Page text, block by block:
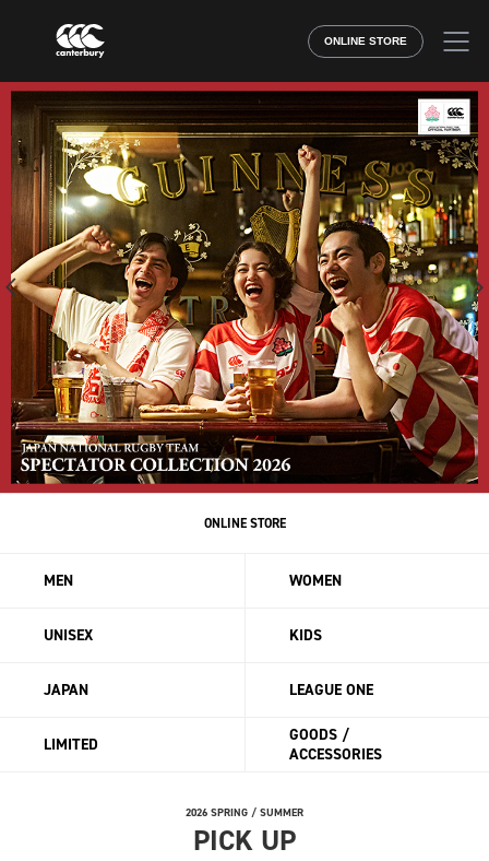
ONLINE STORE
ONLINE STORE
MEN WOMEN
UNISEX KIDS
JAPAN LEAGUE ONE
LIMITED
GOODS /
ACCESSORIES
2026 SPRING / SUMMER
PICK UP